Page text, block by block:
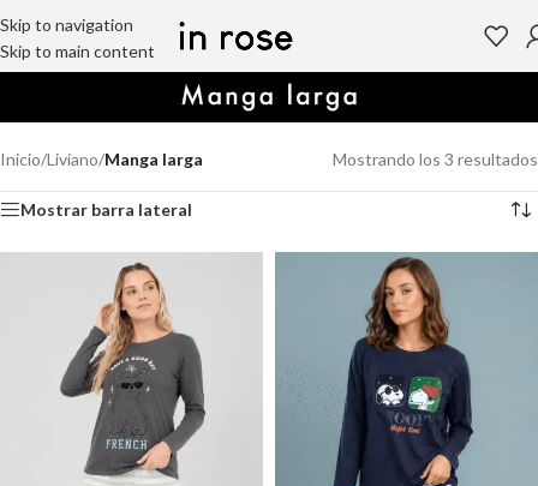
Skip to navigation
Skip to main content
Inicio/Liviano/Manga larga Mostrando los 3 resultados
Mostrar barra lateral